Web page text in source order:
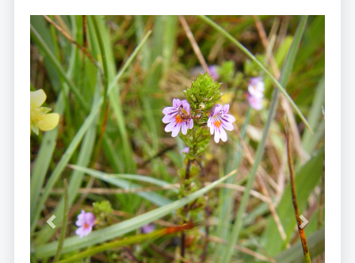
Previous Next